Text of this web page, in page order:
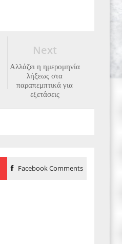
Next
Αλλάζει η ημερομηνία
λήξεως στα
παραπεμπτικά για
εξετάσεις
Facebook Comments